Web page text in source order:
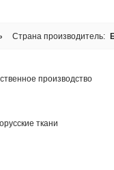
Страна производитель:
производство
ткани